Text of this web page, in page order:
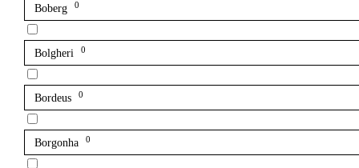
Boberg 0
Bolgheri 0
Bordeus 0
Borgonha 0